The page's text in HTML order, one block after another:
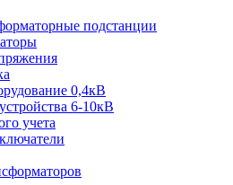
подстанции
0,4кВ
6-10кВ
учета